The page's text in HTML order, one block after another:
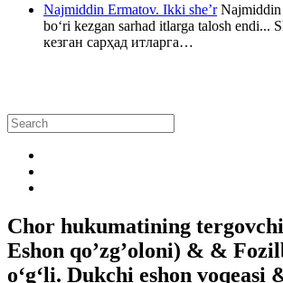
Najmiddin Ermatov. Ikki she’rNajmiddin
bo‘ri kezgan sarhad itlarga talosh endi...
кезган сарҳад итларга…
Chor hukumatining
Eshon qo’zg’oloni) & &
o‘g‘li. Dukchi eshon voqeasi